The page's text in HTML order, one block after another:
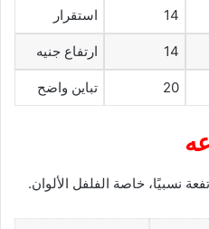
14 استقرار
14 ارتفاع جنيه
20 تباين واضح
نسبيًا، خاصة الفلفل الألوان.